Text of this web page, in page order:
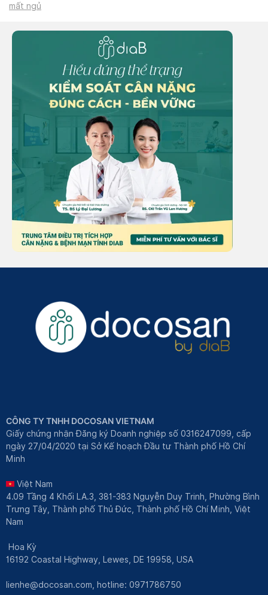
mất ngủ
CÔNG TY TNHH DOCOSAN VIETNAM
Giấy chứng nhận Đăng ký Doanh nghiệp số 0316247099, cấp
ngày 27/04/2020 tại Sở Kế hoạch Đầu tư Thành phố Hồ Chí
Minh
Việt Nam
4.09 Tầng 4 Khối LA.3, 381-383 Nguyễn Duy Trinh, Phường Bình
Trưng Tây, Thành phố Thủ Đức, Thành phố Hồ Chí Minh, Việt
Nam
Hoa Kỳ
16192 Coastal Highway, Lewes, DE 19958, USA
lienhe@docosan.com , hotline: 0971786750